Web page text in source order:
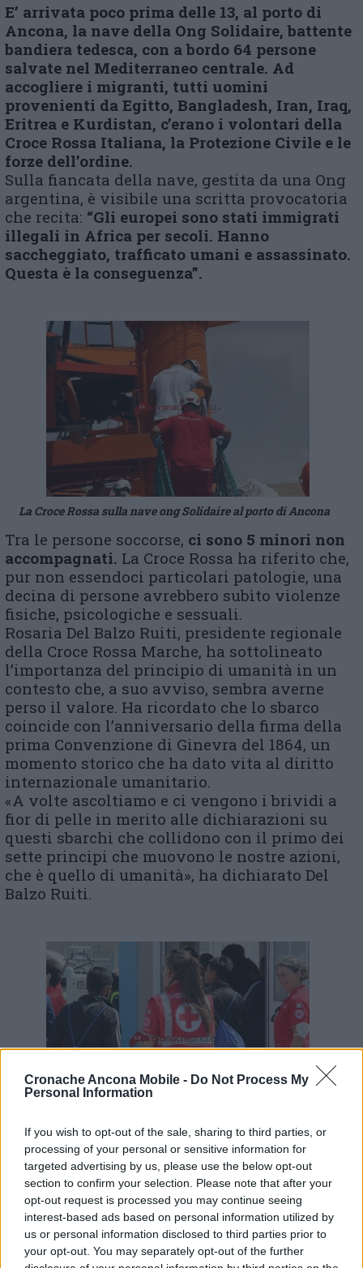
Cronache Ancona Mobile - Do Not Process My
Personal Information
If you wish to opt-out of the sale, sharing to third parties, or
processing of your personal or sensitive information for
targeted advertising by us, please use the below opt-out
section to confirm your selection. Please note that after your
opt-out request is processed you may continue seeing
interest-based ads based on personal information utilized by
us or personal information disclosed to third parties prior to
your opt-out. You may separately opt-out of the further
E’ arrivata poco prima delle 13, al porto di
Ancona, la nave della Ong Solidaire, battente
bandiera tedesca, con a bordo 64 persone
salvate nel Mediterraneo centrale. Ad
accogliere i migranti, tutti uomini
provenienti da Egitto, Bangladesh, Iran, Iraq,
Eritrea e Kurdistan, c’erano i volontari della
Croce Rossa Italiana, la Protezione Civile e le
forze dell’ordine.
Sulla fiancata della nave, gestita da una Ong
argentina, è visibile una scritta provocatoria
che recita: “Gli europei sono stati immigrati
illegali in Africa per secoli. Hanno
saccheggiato, trafficato umani e assassinato.
Questa è la conseguenza”.
La Croce Rossa sulla nave ong Solidaire al porto di Ancona
Tra le persone soccorse, ci sono 5 minori non
accompagnati. La Croce Rossa ha riferito che,
pur non essendoci particolari patologie, una
decina di persone avrebbero subìto violenze
fisiche, psicologiche e sessuali.
Rosaria Del Balzo Ruiti, presidente regionale
della Croce Rossa Marche, ha sottolineato
l’importanza del principio di umanità in un
contesto che, a suo avviso, sembra averne
perso il valore. Ha ricordato che lo sbarco
coincide con l’anniversario della firma della
prima Convenzione di Ginevra del 1864, un
momento storico che ha dato vita al diritto
internazionale umanitario.
«A volte ascoltiamo e ci vengono i brividi a
fior di pelle in merito alle dichiarazioni su
questi sbarchi che collidono con il primo dei
sette principi che muovono le nostre azioni,
che è quello di umanità», ha dichiarato Del
Balzo Ruiti.
La Croce Rossa al porto di Ancona
Al termine delle operazioni di prima
accoglienza, i 59 uomini sono stati trasferiti,
secondo le indicazioni fornite dal Ministero
dell’Interno, presso le varie strutture di
accoglienza in Abruzzo, mentre 4 minori non